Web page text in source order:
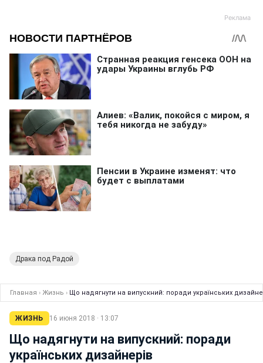
Драка под Радой
Главная › Жизнь › Що надягнути на випускний: поради українських
ЖИЗНЬ 16 июня 2018 · 13:07
Що надягнути на випускний: поради
українських дизайнерів